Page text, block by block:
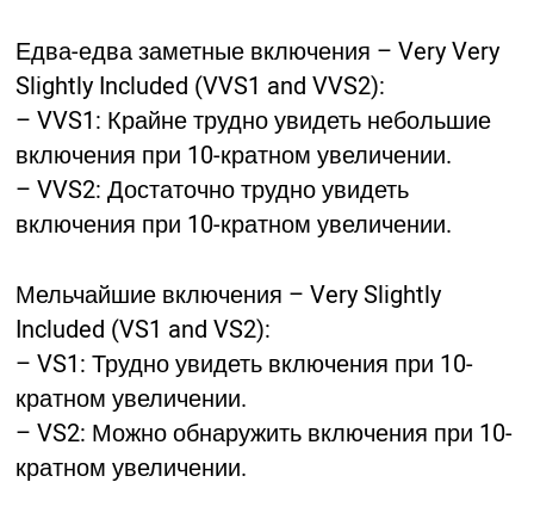
Едва-едва заметные включения – Very Very
Slightly Included (VVS1 and VVS2):
– VVS1: Крайне трудно увидеть небольшие
включения при 10-кратном увеличении.
– VVS2: Достаточно трудно увидеть
включения при 10-кратном увеличении.
Мельчайшие включения – Very Slightly
Included (VS1 and VS2):
– VS1: Трудно увидеть включения при 10-
кратном увеличении.
– VS2: Можно обнаружить включения при 10-
кратном увеличении.